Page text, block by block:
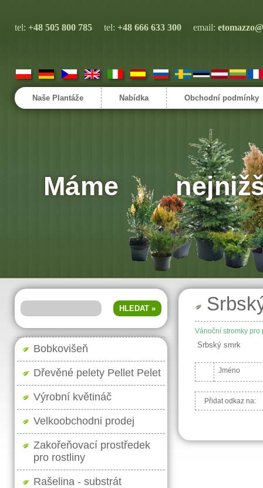
tel: +48 505 800 785tel: +48 666 633 300email:
Máme
Naše Plantáže Nabídka Obchodní podmínky
Bobkovišeň
Dřevěné pelety Pellet Pelet
Výrobní květináč
Velkoobchodni prodej
Zakořeňovací prostředek
pro rostliny
Rašelina - substrát
Vánoční stromky pro
Srbský smrk
Jméno
Přidat odkaz na: